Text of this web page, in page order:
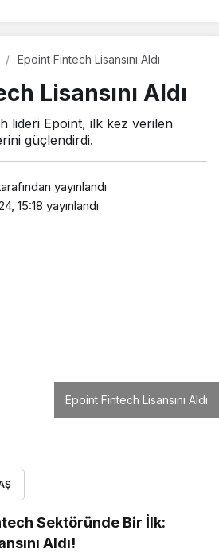
Epoint Fintech Lisansını Aldı
Lisansını Aldı
lideri Epoint, ilk kez verilen
güçlendirdi.
yayınlandı
15:18 yayınlandı
Epoint Fintech Lisansını Aldı
Sektöründe Bir İlk:
Aldı!